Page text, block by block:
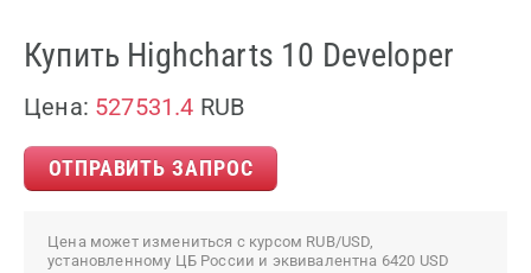
Купить Highcharts 10 Developer
Цена: 527531.4 RUB
ОТПРАВИТЬ ЗАПРОС
Цена может измениться с курсом RUB/USD,
установленному ЦБ России и эквивалентна 6420 USD